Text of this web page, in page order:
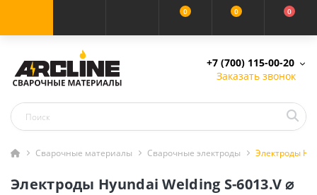
0 0 0
+7 (700) 115-00-20
Заказать звонок
Сварочные материалы Сварочные электроды Электроды
Электроды Hyundai Welding S-6013.V ⌀